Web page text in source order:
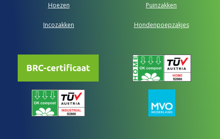
Hoezen Puinzakken
Incozakken Hondenpoepzakjes